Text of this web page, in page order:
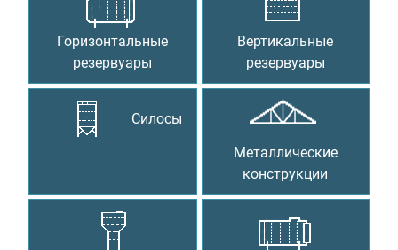
Горизонтальные
резервуары
Вертикальные
резервуары
Силосы
Металлические
конструкции